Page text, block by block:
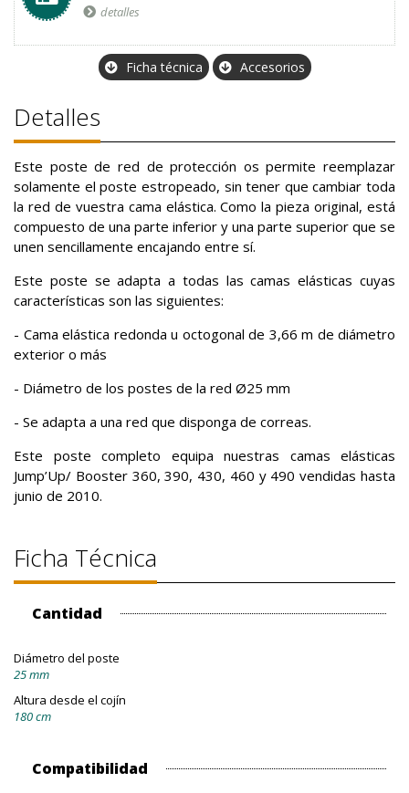
detalles
Ficha técnica Accesorios
Detalles
Este poste de red de protección os permite reemplazar
solamente el poste estropeado, sin tener que cambiar toda
la red de vuestra cama elástica. Como la pieza original, está
compuesto de una parte inferior y una parte superior que se
unen sencillamente encajando entre sí.
Este poste se adapta a todas las camas elásticas cuyas
características son las siguientes:
- Cama elástica redonda u octogonal de 3,66 m de diámetro
exterior o más
- Diámetro de los postes de la red Ø25 mm
- Se adapta a una red que disponga de correas.
Este poste completo equipa nuestras camas elásticas
Jump’Up/ Booster 360, 390, 430, 460 y 490 vendidas hasta
junio de 2010.
Ficha Técnica
Cantidad
Diámetro del poste
25 mm
Altura desde el cojín
180 cm
Compatibilidad